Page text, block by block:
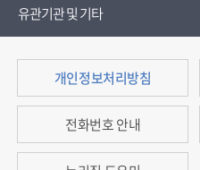
유관기관 및 기타
개인정보처리방침
전화번호 안내